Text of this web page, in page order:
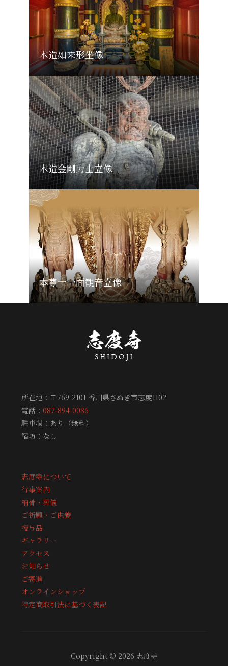
木造如来形坐像
木造金剛力士立像
本尊十一面観音立像
所在地：〒769-2101 香川県さぬき市志度1102
電話： 087-894-0086
駐車場：あり（無料）
宿坊：なし
志度寺について
行事案内
納骨・葬儀
ご祈願・ご供養
授与品
ギャラリー
アクセス
お知らせ
ご寄進
オンラインショップ
特定商取引法に基づく表記
Copyright © 2026 志度寺